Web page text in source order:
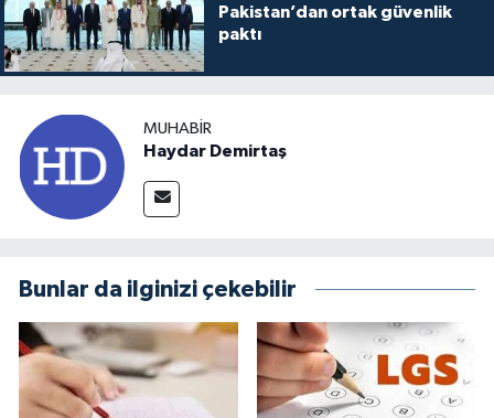
Pakistan’dan ortak güvenlik
paktı
MUHABIR
Haydar Demirtaş
Bunlar da ilginizi çekebilir